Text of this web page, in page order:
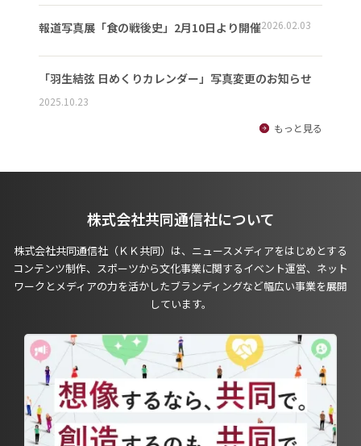
報道写真展「食の戦後史」2月10日より開催2026.02.03
「羽生結弦 日めくりカレンダー」写真変更のお知らせ
2025.10.23
もっと見る
株式会社共同通信社について
株式会社共同通信社（ＫＫ共同）は、ニュースメディアをはじめとする
コンテンツ制作、スポーツから文化事業に関するイベント運営、ネット
ワークとメディアの力を活かしたブランディングなど幅広い事業を展開
しています。